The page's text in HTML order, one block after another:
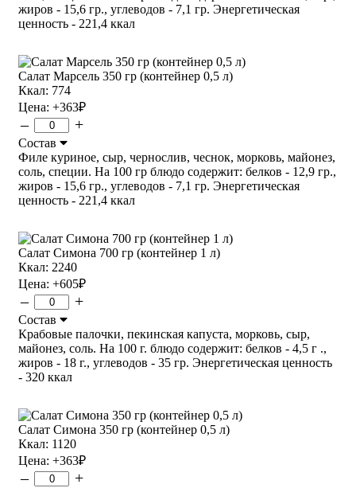
жиров - 15,6 гр., углеводов - 7,1 гр. Энергетическая
ценность - 221,4 ккал
Салат Марсель 350 гр (контейнер 0,5 л)
Ккал: 774
Цена: +363₽
– +
Состав
Филе куриное, сыр, чернослив, чеснок, морковь, майонез,
соль, специи. На 100 гр блюдо содержит: белков - 12,9 гр.,
жиров - 15,6 гр., углеводов - 7,1 гр. Энергетическая
ценность - 221,4 ккал
Салат Симона 700 гр (контейнер 1 л)
Ккал: 2240
Цена: +605₽
– +
Состав
Крабовые палочки, пекинская капуста, морковь, сыр,
майонез, соль. На 100 г. блюдо содержит: белков - 4,5 г .,
жиров - 18 г., углеводов - 35 гр. Энергетическая ценность
- 320 ккал
Салат Симона 350 гр (контейнер 0,5 л)
Ккал: 1120
Цена: +363₽
– +